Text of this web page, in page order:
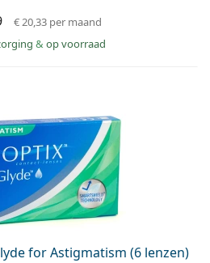
€ 20,33 per maand
& op voorraad
for Astigmatism (6 lenzen)